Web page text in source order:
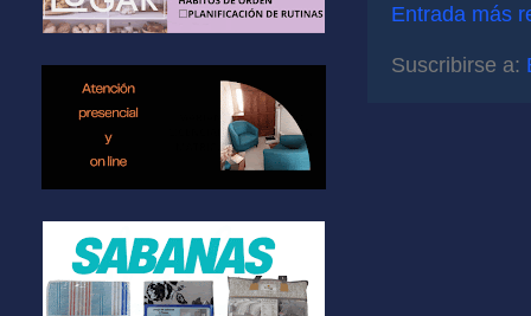
Entrada más
Suscribirse a: